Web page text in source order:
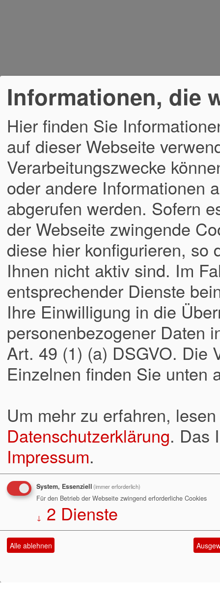
Informationen, die
Hier finden Sie
auf dieser Webseite
Verarbeitungszwecke
oder andere Informationen
abgerufen werden. Sofern
der Webseite zwingende
diese hier konfigurieren, so
Ihnen nicht aktiv sind. Im
entsprechender Dienste
Ihre Einwilligung in die
personenbezogener Daten
Art. 49 (1) (a) DSGVO. Die
Einzelnen finden Sie unten
Um mehr zu erfahren,
Datenschutzerklärung. Das
Impressum.
System, Essenziell (immer erforderlich)
Für den Betrieb der Webseite zwingend erforderliche Cookies
↓ 2 Dienste
Alle ablehnen